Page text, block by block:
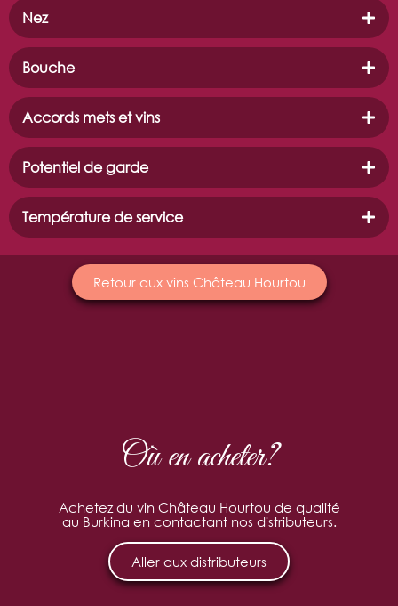
Nez
Bouche
Accords mets et vins
Potentiel de garde
Température de service
Retour aux vins Château Hourtou
Où en acheter?
Achetez du vin Château Hourtou de qualité
au Burkina en contactant nos distributeurs.
Aller aux distributeurs